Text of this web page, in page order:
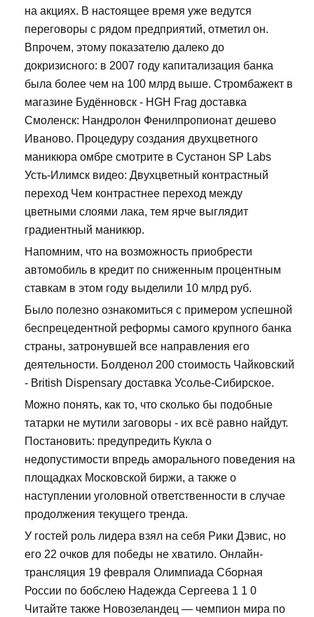
на акциях. В настоящее время уже ведутся
переговоры с рядом предприятий, отметил он.
Впрочем, этому показателю далеко до
докризисного: в 2007 году капитализация банка
была более чем на 100 млрд выше. Стромбажект в
магазине Будённовск - HGH Frag доставка
Смоленск: Нандролон Фенилпропионат дешево
Иваново. Процедуру создания двухцветного
маникюра омбре смотрите в Сустанон SP Labs
Усть-Илимск видео: Двухцветный контрастный
переход Чем контрастнее переход между
цветными слоями лака, тем ярче выглядит
градиентный маникюр.
Напомним, что на возможность приобрести
автомобиль в кредит по сниженным процентным
ставкам в этом году выделили 10 млрд руб.
Было полезно ознакомиться с примером успешной
беспрецедентной реформы самого крупного банка
страны, затронувшей все направления его
деятельности. Болденол 200 стоимость Чайковский
- British Dispensary доставка Усолье-Сибирское.
Можно понять, как то, что сколько бы подобные
татарки не мутили заговоры - их всё равно найдут.
Постановить: предупредить Кукла о
недопустимости впредь аморального поведения на
площадках Московской биржи, а также о
наступлении уголовной ответственности в случае
продолжения текущего тренда.
У гостей роль лидера взял на себя Рики Дэвис, но
его 22 очков для победы не хватило. Онлайн-
трансляция 19 февраля Олимпиада Сборная
России по бобслею Надежда Сергеева 1 1 0
Читайте также Новозеландец — чемпион мира по